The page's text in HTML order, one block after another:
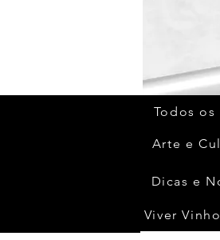
Todos os
Arte e
Dicas e
Viver